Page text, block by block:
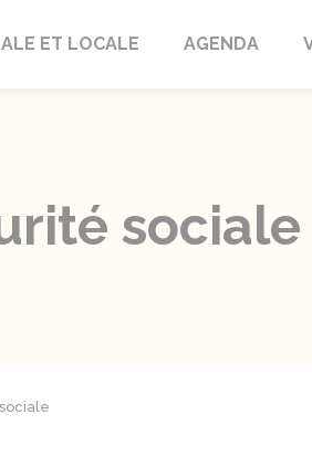
ET LOCALE AGENDA
sociale